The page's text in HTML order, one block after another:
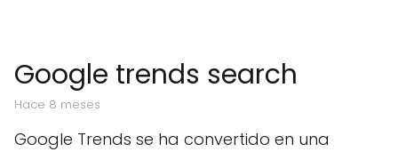
Google trends search
hace 8 meses
Google Trends se ha convertido en una